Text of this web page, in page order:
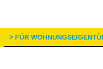
> FÜR